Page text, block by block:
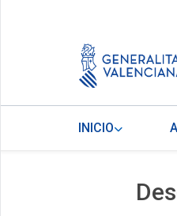
INICIO